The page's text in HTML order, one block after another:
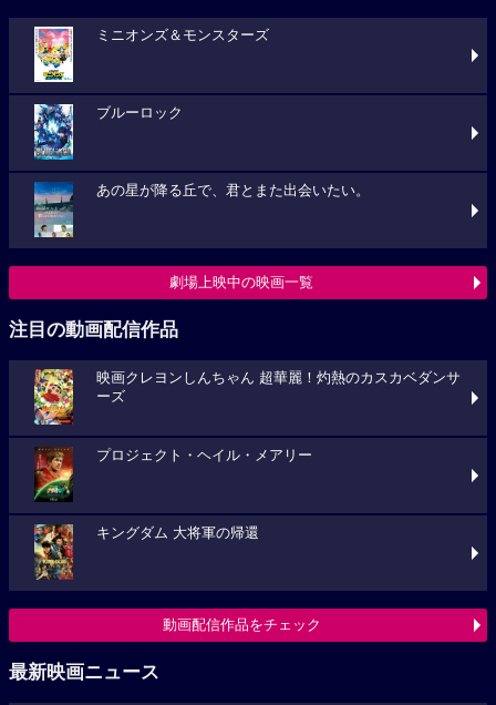
ミニオンズ＆モンスターズ
ブルーロック
あの星が降る丘で、君とまた出会いたい。
劇場上映中の映画一覧
注目の動画配信作品
映画クレヨンしんちゃん 超華麗！灼熱のカスカベダンサ
ーズ
プロジェクト・ヘイル・メアリー
キングダム 大将軍の帰還
動画配信作品をチェック
最新映画ニュース